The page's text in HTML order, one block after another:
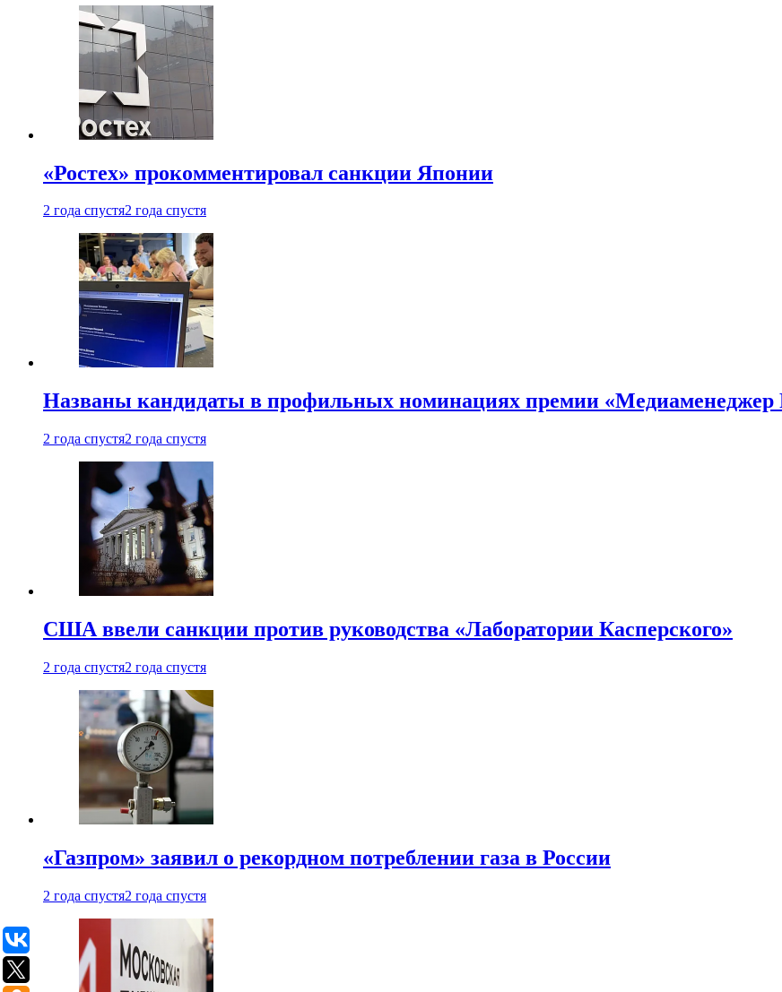
«Ростех» прокомментировал санкции Японии
2 года спустя2 года спустя
Названы кандидаты в профильных номинациях премии «Медиаменеджер
2 года спустя2 года спустя
США ввели санкции против руководства «Лаборатории Касперского»
2 года спустя2 года спустя
«Газпром» заявил о рекордном потреблении газа в России
2 года спустя2 года спустя